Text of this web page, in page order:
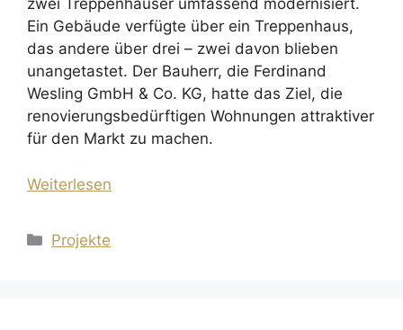
zwei Treppenhäuser umfassend modernisiert.
Ein Gebäude verfügte über ein Treppenhaus,
das andere über drei – zwei davon blieben
unangetastet. Der Bauherr, die Ferdinand
Wesling GmbH & Co. KG, hatte das Ziel, die
renovierungsbedürftigen Wohnungen attraktiver
für den Markt zu machen.
Weiterlesen
Kategorien
Projekte